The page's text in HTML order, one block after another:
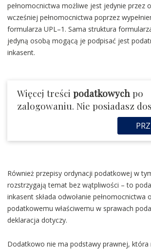
pełnomocnictwa możliwe jest jedynie przez
wcześniej pełnomocnictwa poprzez
formularza UPL–1. Sama struktura
jedyną osobą mogącą je podpisać jest
inkasent.
Więcej treści podatkowychpo
zalogowaniu. Nie posiadasz
Również przepisy ordynacji podatkowej w
rozstrzygają temat bez wątpliwości – to
inkasent składa odwołanie pełnomocnictwa
podatkowemu właściwemu w sprawach
deklaracja dotyczy.
Dodatkowo nie ma podstawy prawnej, która